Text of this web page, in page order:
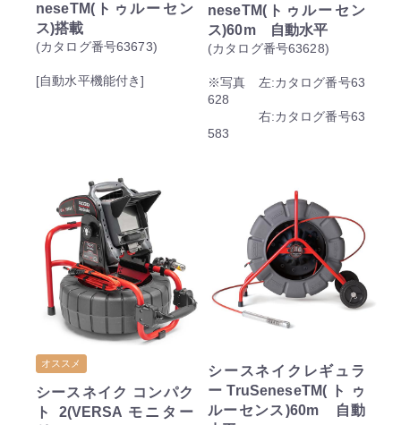
neseTM(トゥルーセン
ス)搭載
(カタログ番号63673)
[自動水平機能付き]
neseTM(トゥルーセン
ス)60m 自動水平
(カタログ番号63628)
※写真 左:カタログ番号63
628
右:カタログ番号63
583
オススメ
シースネイク コンパク
ト 2(VERSA モニター
シースネイクレギュラ
ーTruSeneseTM(トゥ
ルーセンス)60m 自動